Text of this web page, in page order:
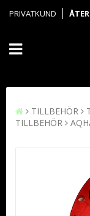
PRIVATKUND
TILLBEHÖR
TILLBEHÖR